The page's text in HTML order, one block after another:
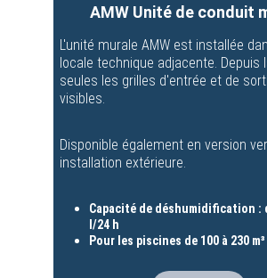
AMW Unité de conduit
L'unité murale AMW est installée
locale technique adjacente. Depuis
seules les grilles d'entrée et de
visibles.
Disponible également en version
installation extérieure.
Capacité de déshumidification :
l/24 h
Pour les piscines de 100 à 230 m³